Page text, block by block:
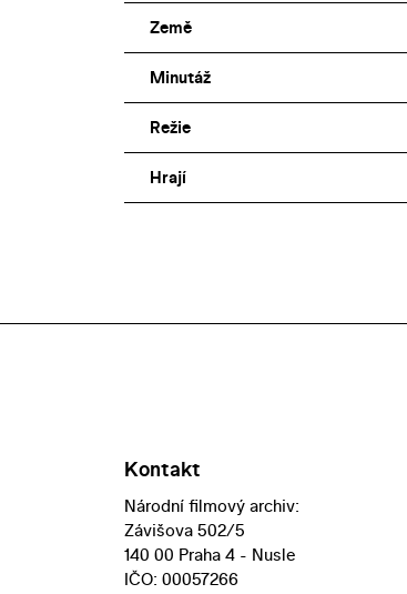
Země
Minutáž
Režie
Hrají
Kontakt
Národní filmový archiv:
Závišova 502/5
140 00 Praha 4 - Nusle
IČO: 00057266